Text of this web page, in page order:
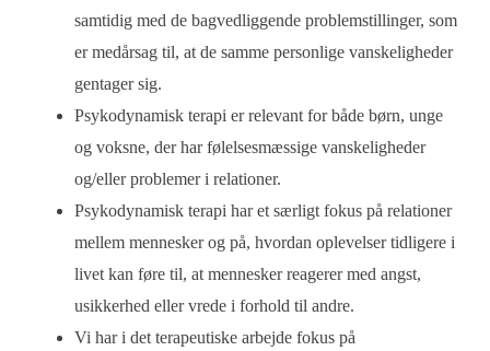
samtidig med de bagvedliggende problemstillinger, som
er medårsag til, at de samme personlige vanskeligheder
gentager sig.
​Psykodynamisk terapi er relevant for både børn, unge
og voksne, der har følelsesmæssige vanskeligheder
og/eller problemer i relationer.
​Psykodynamisk terapi har et særligt fokus på relationer
mellem mennesker og på, hvordan oplevelser tidligere i
livet kan føre til, at mennesker reagerer med angst,
usikkerhed eller vrede i forhold til andre.
​Vi har i det terapeutiske arbejde fokus på